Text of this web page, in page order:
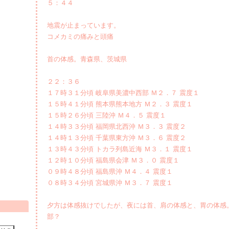
５：４４
地震が止まっています。
コメカミの痛みと頭痛
首の体感。青森県、茨城県
２２：３６
１７時３１分頃 岐阜県美濃中西部 Ｍ２．７ 震度１
１５時４１分頃 熊本県熊本地方 Ｍ２．３ 震度１
１５時２６分頃 三陸沖 Ｍ４．５ 震度１
１４時３３分頃 福岡県北西沖 Ｍ３．３ 震度２
１４時１３分頃 千葉県東方沖 Ｍ３．６ 震度２
１３時４３分頃 トカラ列島近海 Ｍ３．１ 震度１
１２時１０分頃 福島県会津 Ｍ３．０ 震度１
０９時４８分頃 福島県沖 Ｍ４．４ 震度１
０８時３４分頃 宮城県沖 Ｍ３．７ 震度１
夕方は体感抜けでしたが、夜には首、肩の体感と、胃の体感
部？